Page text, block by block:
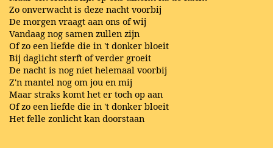
Zo onverwacht is deze nacht voorbij
De morgen vraagt aan ons of wij
Vandaag nog samen zullen zijn
Of zo een liefde die in 't donker bloeit
Bij daglicht sterft of verder groeit
De nacht is nog niet helemaal voorbij
Z'n mantel nog om jou en mij
Maar straks komt het er toch op aan
Of zo een liefde die in 't donker bloeit
Het felle zonlicht kan doorstaan